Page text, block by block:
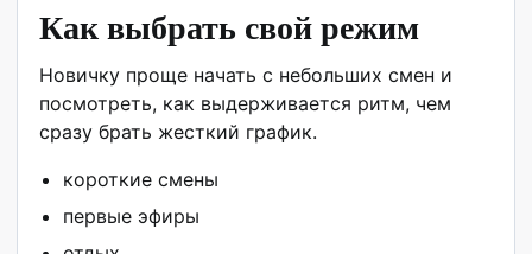
Как выбрать свой режим
Новичку проще начать с небольших смен и
посмотреть, как выдерживается ритм, чем
сразу брать жесткий график.
короткие смены
первые эфиры